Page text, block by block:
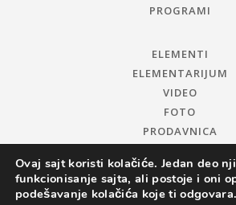
PROGRAMI
ELEMENTI
ELEMENTARIJUM
VIDEO
FOTO
PRODAVNICA
Ovaj sajt koristi kolačiće. Jedan deo
funkcionisanje sajta, ali postoje i oni
podešavanje kolačića koje ti odgovara.